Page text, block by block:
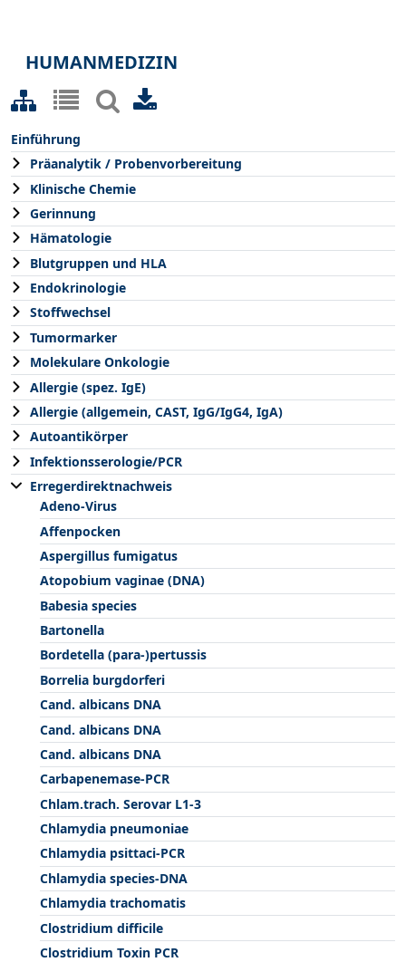
HUMANMEDIZIN
Einführung
Präanalytik / Probenvorbereitung
Klinische Chemie
Gerinnung
Hämatologie
Blutgruppen und HLA
Endokrinologie
Stoffwechsel
Tumormarker
Molekulare Onkologie
Allergie (spez. IgE)
Allergie (allgemein, CAST, IgG/IgG4, IgA)
Autoantikörper
Infektionsserologie/PCR
Erregerdirektnachweis
Adeno-Virus
Affenpocken
Aspergillus fumigatus
Atopobium vaginae (DNA)
Babesia species
Bartonella
Bordetella (para-)pertussis
Borrelia burgdorferi
Cand. albicans DNA
Cand. albicans DNA
Cand. albicans DNA
Carbapenemase-PCR
Chlam.trach. Serovar L1-3
Chlamydia pneumoniae
Chlamydia psittaci-PCR
Chlamydia species-DNA
Chlamydia trachomatis
Clostridium difficile
Clostridium Toxin PCR